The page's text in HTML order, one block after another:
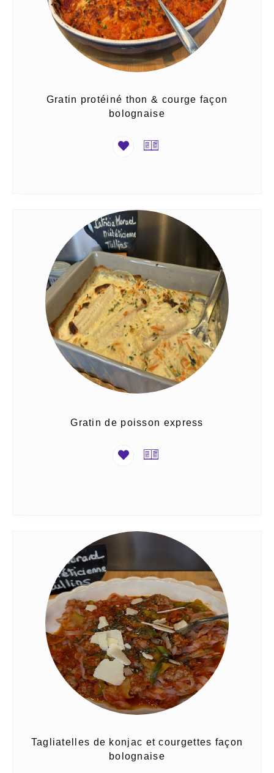
Gratin protéiné thon & courge façon
bolognaise
Gratin de poisson express
Tagliatelles de konjac et courgettes façon
bolognaise